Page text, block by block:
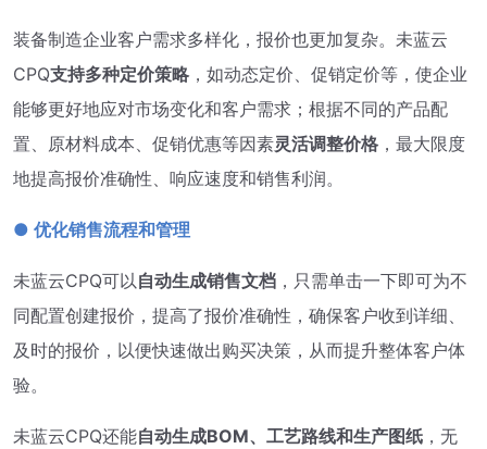
装备制造企业客户需求多样化，报价也更加复杂。未蓝云
CPQ支持多种定价策略 ，如动态定价、促销定价等，使企业
能够更好地应对市场变化和客户需求；根据不同的产品配
置、原材料成本、促销优惠等因素灵活调整价格 ，最大限度
地提高报价准确性、响应速度和销售利润。
● 优化销售流程和管理
未蓝云CPQ可以自动生成销售文档 ，只需单击一下即可为不
同配置创建报价，提高了报价准确性，确保客户收到详细、
及时的报价，以便快速做出购买决策，从而提升整体客户体
验。
未蓝云CPQ还能自动生成BOM、工艺路线和生产图纸 ，无